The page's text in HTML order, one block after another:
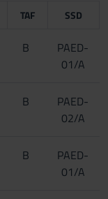
TAF SSD
B
PAED-
01/A
B
PAED-
02/A
B
PAED-
01/A